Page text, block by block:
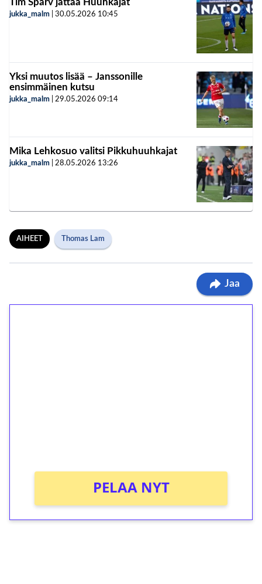
jukka_malm 30.05.2026 10:45
Yksi muutos lisää – Janssonille
ensimmäinen kutsu
jukka_malm 29.05.2026 09:14
Mika Lehkosuo valitsi Pikkuhuuhkajat
jukka_malm 28.05.2026 13:26
AIHEET Thomas Lam
Jaa
PELAA NYT